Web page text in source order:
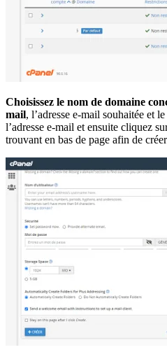
Choisissez le nom de domaine
mail, l’adresse e-mail souhaitée et
l’adresse e-mail et ensuite cliquez
trouvant en bas de page afin de